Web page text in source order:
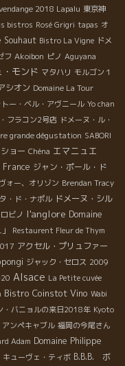
2018 Lapalu 東京神
bistros Rosé Grigri tapas オ
Souhaut Bistro La Vigne ドメ
フ Akoibon ピノ Aguyana
モンド マタハリ モルゴン１
シオン Domaine La Tour
トー・ベル・アヴニール Yo chan
フラコン2号店 ドメーヌ・ル・
grande dégustation SABORI
ョー Chéna エマニュエ
France ジャン・ポール・ド
ォー、オリゾン Brendan Tracy
・ド・ナポル ドメーヌ・シル
ビノ l'anglore Domaine
Restaurent Fleur de Thym
アクセル・プリュファー
ジャック・セロス 2009
Alsace La Petite cuvée
Bistro Coinstot Vino Wabi
・バニョルの来日2018年 Kyoto
アンペキャブル 福岡の今尾さん
Adam Domaine Philippe
キューヴェ・ティボ B.B.B. ボ